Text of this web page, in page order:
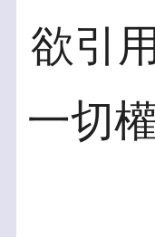
欲引
一切